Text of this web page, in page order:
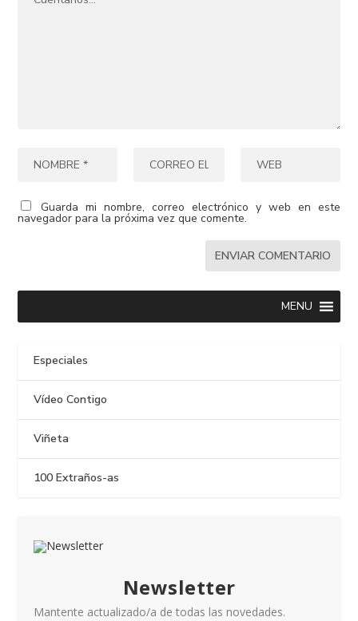
Guarda mi nombre, correo electrónico y web en este
navegador para la próxima vez que comente.
MENU
Especiales
Vídeo Contigo
Viñeta
100 Extraños-as
Newsletter
Mantente actualizado/a de todas las novedades.